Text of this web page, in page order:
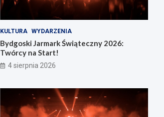
KULTURA WYDARZENIA
Bydgoski Jarmark Świąteczny 2026:
Twórcy na Start!
4 sierpnia 2026